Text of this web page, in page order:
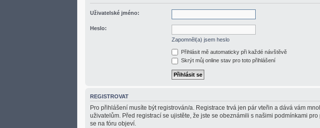
Uživatelské jméno:
Heslo:
Zapomněl(a) jsem heslo
Přihlásit mě automaticky při každé návštěvě
Skrýt můj online stav pro toto přihlášení
REGISTROVAT
Pro přihlášení musíte být registrován/a. Registrace trvá jen pár vteřin a dává vám
uživatelům. Před registrací se ujistěte, že jste se obeznámili s našimi podmínkami
se na fóru objeví.